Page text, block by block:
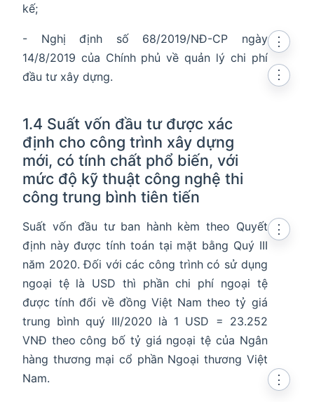
kế;
- Nghị định số 68/2019/NĐ-CP ngày
14/8/2019 của Chính phủ về quản lý chi phí
đầu tư xây dựng.
⋮
1.4 Suất vốn đầu tư được xác
định cho công trình xây dựng
mới, có tính chất phổ biến, với
mức độ kỹ thuật công nghệ thi
công trung bình tiên tiến
⋮
Suất vốn đầu tư ban hành kèm theo Quyết
định này được tính toán tại mặt bằng Quý III
năm 2020. Đối với các công trình có sử dụng
ngoại tệ là USD thì phần chi phí ngoại tệ
được tính đổi về đồng Việt Nam theo tỷ giá
trung bình quý III/2020 là 1 USD = 23.252
VNĐ theo công bố tỷ giá ngoại tệ của Ngân
hàng thương mại cổ phần Ngoại thương Việt
Nam.
⋮
⋮